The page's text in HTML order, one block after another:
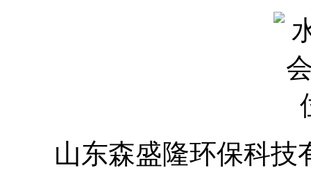
山东森盛隆环保科技